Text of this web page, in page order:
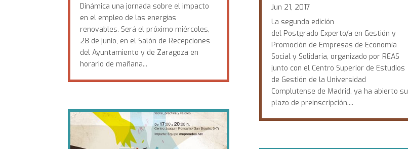
Dinámica una jornada sobre el impacto
en el empleo de las energías
renovables. Será el próximo miércoles,
28 de junio, en el Salón de Recepciones
del Ayuntamiento y de Zaragoza en
horario de mañana...
Jun 21, 2017
La segunda edición
del Postgrado Experto/a en Gestión y
Promoción de Empresas de Economía
Social y Solidaria, organizado por REAS
junto con el Centro Superior de Estudios
de Gestión de la Universidad
Complutense de Madrid, ya ha abierto su
plazo de preinscripción....